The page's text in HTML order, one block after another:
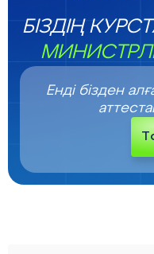
БІЗДІҢ
Енді бізден